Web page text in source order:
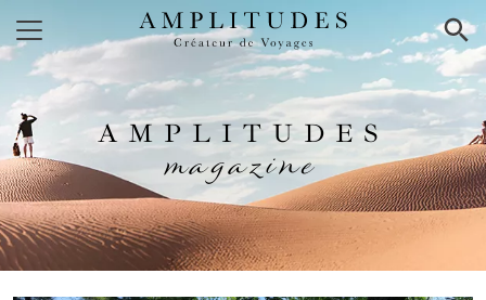
×
AMPLITUDES
magazine